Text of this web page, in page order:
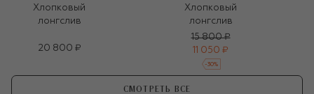
Хлопковый
лонгслив
20 800 ₽
Хлопковый
лонгслив
15 800 ₽
11 050 ₽
-30%
СМОТРЕТЬ ВСЕ